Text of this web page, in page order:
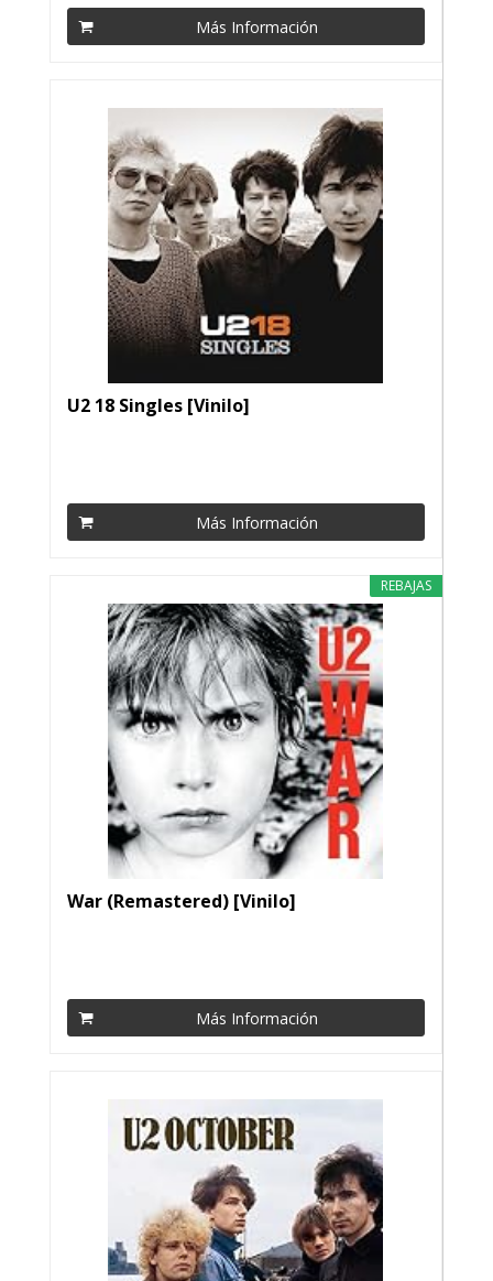
Más Información
U2 18 Singles [Vinilo]
Más Información
REBAJAS
War (Remastered) [Vinilo]
Más Información